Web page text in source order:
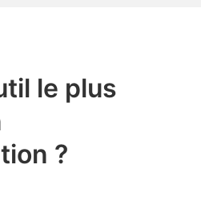
le plus
?